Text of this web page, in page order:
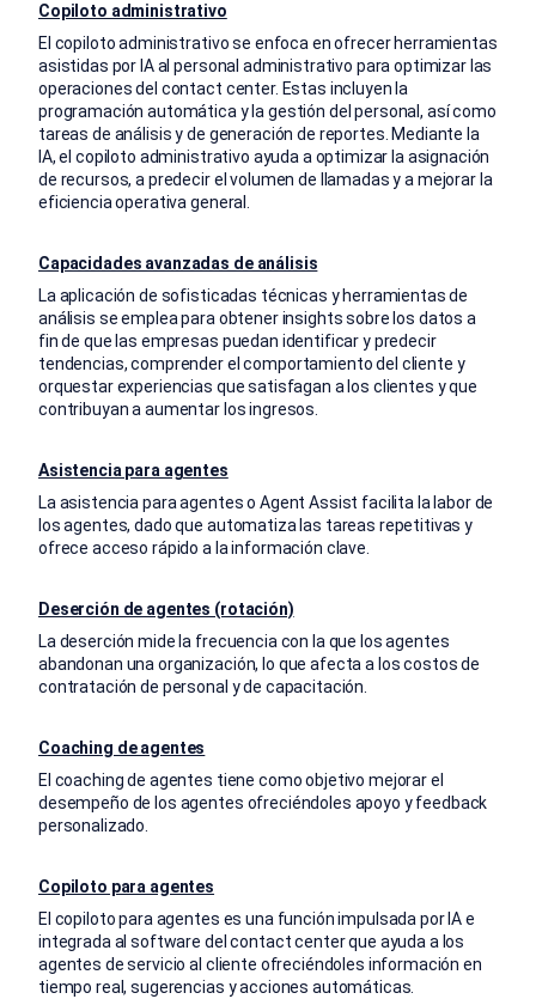
Copiloto administrativo
El copiloto administrativo se enfoca en ofrecer herramientas
asistidas por IA al personal administrativo para optimizar las
operaciones del contact center. Estas incluyen la
programación automática y la gestión del personal, así como
tareas de análisis y de generación de reportes. Mediante la
IA, el copiloto administrativo ayuda a optimizar la asignación
de recursos, a predecir el volumen de llamadas y a mejorar la
eficiencia operativa general.
Capacidades avanzadas de análisis
La aplicación de sofisticadas técnicas y herramientas de
análisis se emplea para obtener insights sobre los datos a
fin de que las empresas puedan identificar y predecir
tendencias, comprender el comportamiento del cliente y
orquestar experiencias que satisfagan a los clientes y que
contribuyan a aumentar los ingresos.
Asistencia para agentes
La asistencia para agentes o Agent Assist facilita la labor de
los agentes, dado que automatiza las tareas repetitivas y
ofrece acceso rápido a la información clave.
Deserción de agentes (rotación)
La deserción mide la frecuencia con la que los agentes
abandonan una organización, lo que afecta a los costos de
contratación de personal y de capacitación.
Coaching de agentes
El coaching de agentes tiene como objetivo mejorar el
desempeño de los agentes ofreciéndoles apoyo y feedback
personalizado.
Copiloto para agentes
El copiloto para agentes es una función impulsada por IA e
integrada al software del contact center que ayuda a los
agentes de servicio al cliente ofreciéndoles información en
tiempo real, sugerencias y acciones automáticas.